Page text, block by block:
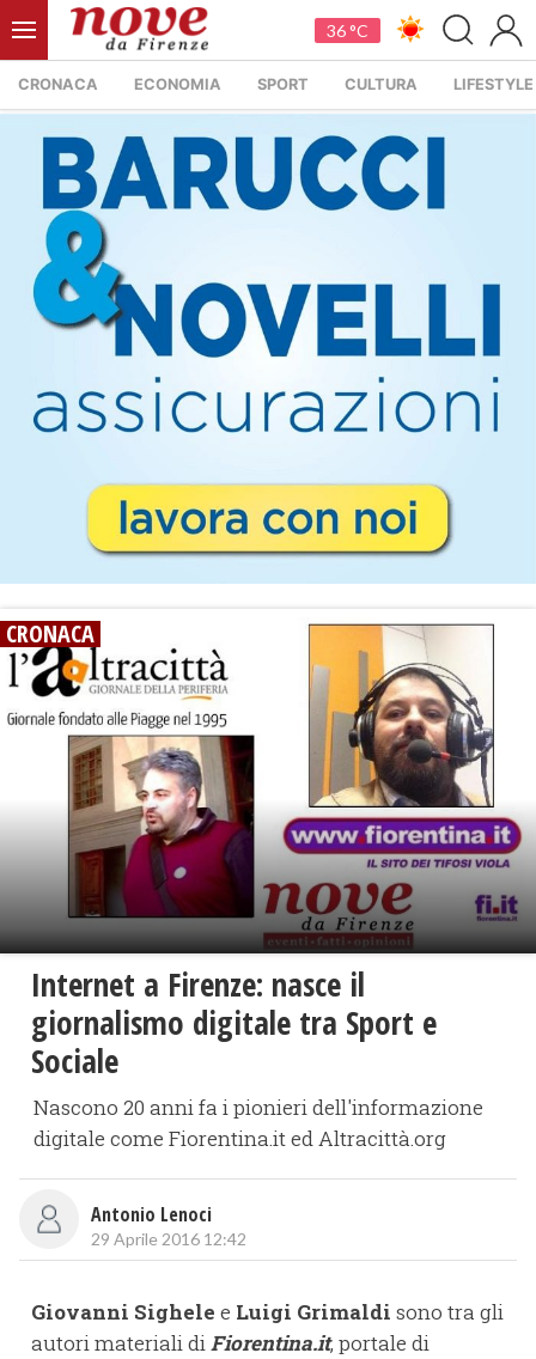
36 °C
CRONACA ECONOMIA SPORT CULTURA LIFESTYLE
CRONACA
Internet a Firenze: nasce il
giornalismo digitale tra Sport e
Sociale
Nascono 20 anni fa i pionieri dell'informazione
digitale come Fiorentina.it ed Altracittà.org
Antonio Lenoci
29 Aprile 2016 12:42
Giovanni Sighele e Luigi Grimaldi sono tra gli
autori materiali diFiorentina.it, portale di